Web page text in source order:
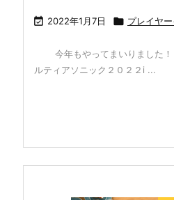
 2022年1月7日  プレイヤ
今年もやってまいりまし
ルティアソニック２０２２i ...